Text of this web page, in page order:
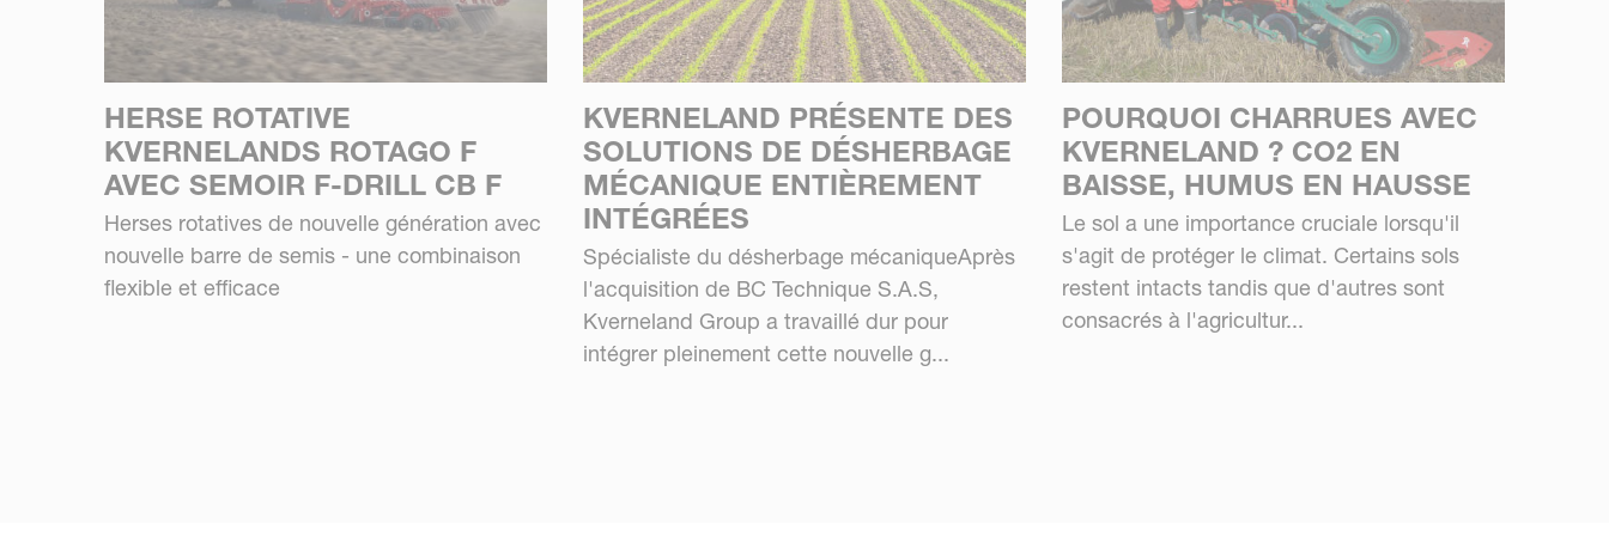
HERSE ROTATIVE
KVERNELANDS ROTAGO F
AVEC SEMOIR F-DRILL CB F
Herses rotatives de nouvelle génération avec
nouvelle barre de semis - une combinaison
flexible et efficace
KVERNELAND PRÉSENTE DES
SOLUTIONS DE DÉSHERBAGE
MÉCANIQUE ENTIÈREMENT
INTÉGRÉES
Spécialiste du désherbage mécaniqueAprès
l'acquisition de BC Technique S.A.S,
Kverneland Group a travaillé dur pour
intégrer pleinement cette nouvelle g...
POURQUOI CHARRUES AVEC
KVERNELAND ? CO2 EN
BAISSE, HUMUS EN HAUSSE
Le sol a une importance cruciale lorsqu'il
s'agit de protéger le climat. Certains sols
restent intacts tandis que d'autres sont
consacrés à l'agricultur...